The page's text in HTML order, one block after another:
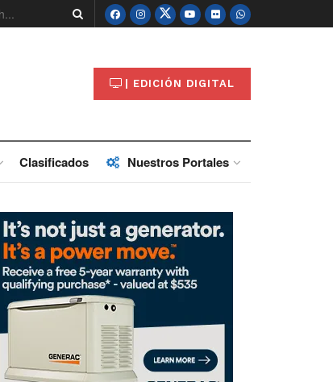
| EDICIÓN DIGITAL
Clasificados Nuestros Portales